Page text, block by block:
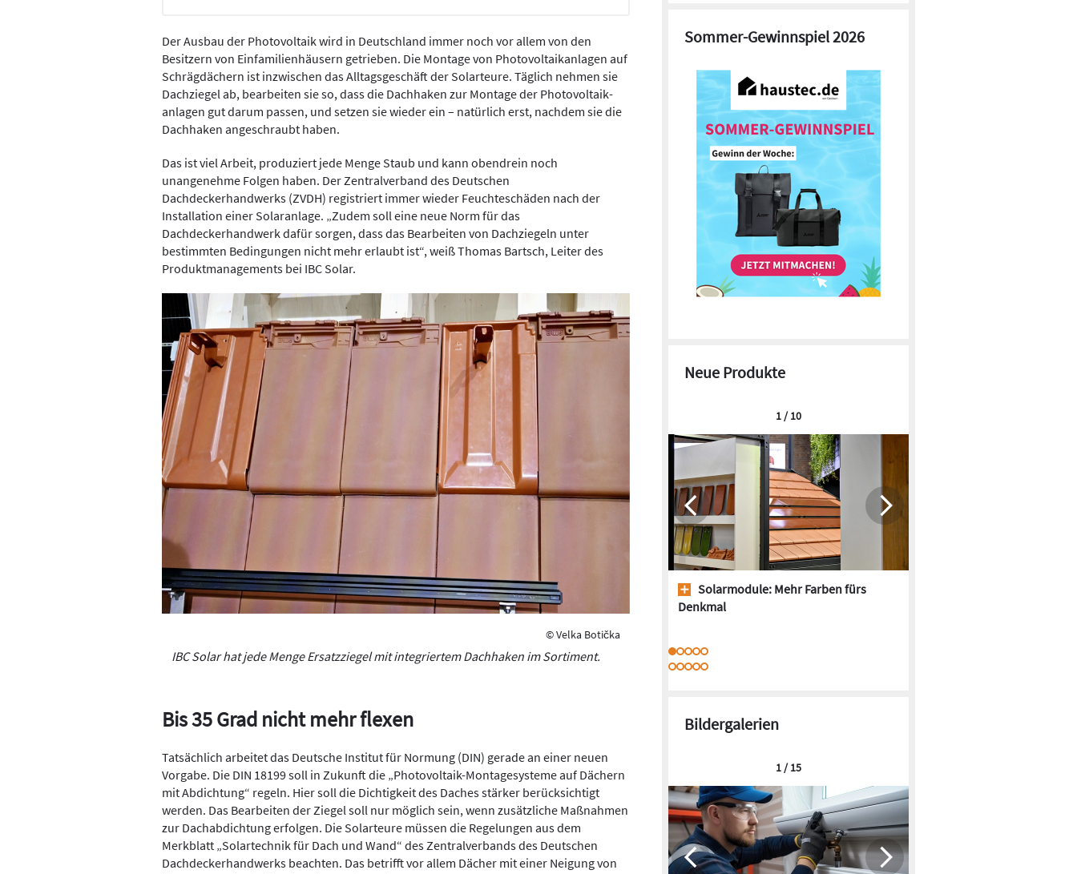
Der Ausbau der Photovoltaik wird in Deutschland immer noch vor ­allem von den
Besitzern von Einfamilienhäusern getrieben. Die Montage von Photovoltaikanlagen auf
Schrägdächern ist inzwischen das Alltagsgeschäft der Solarteure. Täglich nehmen sie
Dachziegel ab, bearbeiten sie so, dass die Dachhaken zur Montage der Photovoltaik­
anlagen gut darum passen, und setzen sie wieder ein – natürlich erst, nachdem sie die
Dachhaken angeschraubt haben.
Das ist viel Arbeit, produziert jede Menge Staub und kann obendrein noch
unangenehme Folgen haben. Der Zentralverband des Deutschen
Dachdeckerhandwerks (ZVDH) registriert immer wieder Feuchteschäden nach der
Installation einer Solaranlage. „Zudem soll eine neue Norm für das
Dachdeckerhandwerk dafür sorgen, dass das Bearbeiten von Dach­ziegeln unter
bestimmten Bedingungen nicht mehr erlaubt ist“, weiß ­Thomas Bartsch, Leiter des
Produktmanagements bei IBC Solar.
© Velka Botička
IBC Solar hat jede Menge Ersatzziegel mit integriertem Dachhaken im Sortiment.
Bis 35 Grad nicht mehr flexen
Tatsächlich arbeitet das Deutsche Institut für Normung (DIN) gerade an einer neuen
Vorgabe. Die DIN 18199 soll in Zukunft die „Photovoltaik-Montagesysteme auf Dächern
mit Abdichtung“ regeln. Hier soll die Dichtigkeit des Daches stärker berücksichtigt
werden. Das Bearbeiten der Ziegel soll nur möglich sein, wenn zusätzliche Maßnahmen
zur Dachabdichtung erfolgen. Die Solarteure müssen die Regelungen aus dem
Merkblatt „Solartechnik für Dach und Wand“ des Zentralverbands des Deutschen
Dachdeckerhandwerks beachten. Das betrifft vor allem Dächer mit einer Neigung von
Sommer-Gewinnspiel 2026
Neue Produkte
Solarmodule: Mehr Farben fürs
Denkmal
1 / 10
Bildergalerien
1 / 15